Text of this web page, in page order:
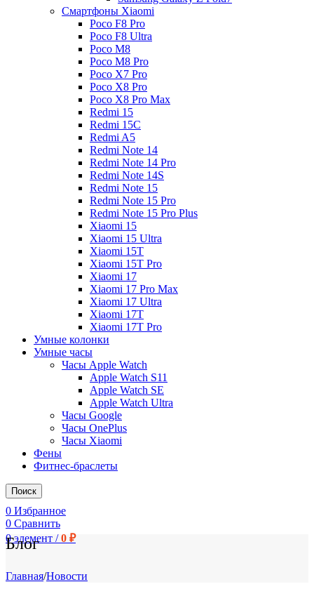
Смартфоны Xiaomi
Poco F8 Pro
Poco F8 Ultra
Poco M8
Poco M8 Pro
Poco X7 Pro
Poco X8 Pro
Poco X8 Pro Max
Redmi 15
Redmi 15C
Redmi A5
Redmi Note 14
Redmi Note 14 Pro
Redmi Note 14S
Redmi Note 15
Redmi Note 15 Pro
Redmi Note 15 Pro Plus
Xiaomi 15
Xiaomi 15 Ultra
Xiaomi 15T
Xiaomi 15T Pro
Xiaomi 17
Xiaomi 17 Pro Max
Xiaomi 17 Ultra
Xiaomi 17T
Xiaomi 17T Pro
Умные колонки
Умные часы
Часы Apple Watch
Apple Watch S11
Apple Watch SE
Apple Watch Ultra
Часы Google
Часы OnePlus
Часы Xiaomi
Фены
Фитнес-браслеты
Поиск
0 Избранное
0 Сравнить
0элемент / 0 ₽
Блог
Главная/Новости